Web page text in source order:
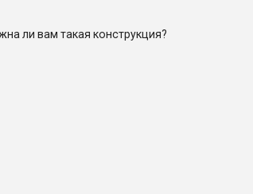
ли вам такая конструкция?